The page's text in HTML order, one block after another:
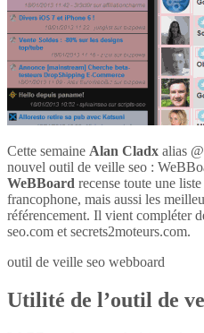
Cette semaine Alan Cladx alias
nouvel outil de veille seo :
WeBBoard recense toute une
francophone, mais aussi les
référencement. Il vient compléter
seo.com et secrets2moteurs.com.
outil de veille seo webboard
Utilité de l’outil de